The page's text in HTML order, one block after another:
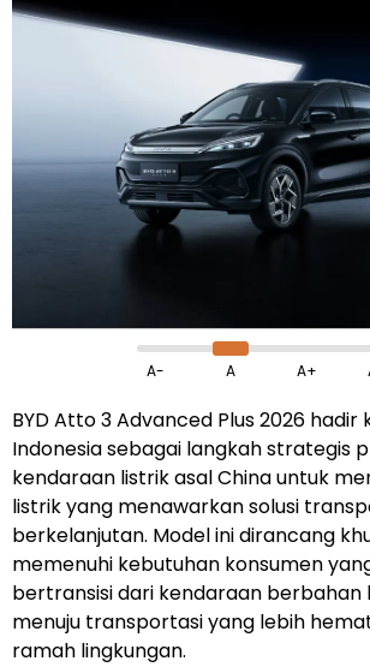
A- A A+
BYD Atto 3 Advanced Plus 2026 hadir
Indonesia sebagai langkah strategis
kendaraan listrik asal China untuk
listrik yang menawarkan solusi
berkelanjutan. Model ini dirancang
memenuhi kebutuhan konsumen
bertransisi dari kendaraan berbahan
menuju transportasi yang lebih
ramah lingkungan.